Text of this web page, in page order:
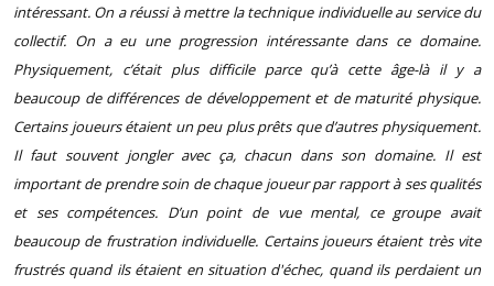
intéressant. On a réussi à mettre la technique individuelle au service du
collectif. On a eu une progression intéressante dans ce domaine.
Physiquement, c’était plus difficile parce qu’à cette âge-là il y a
beaucoup de différences de développement et de maturité physique.
Certains joueurs étaient un peu plus prêts que d’autres physiquement.
Il faut souvent jongler avec ça, chacun dans son domaine. Il est
important de prendre soin de chaque joueur par rapport à ses qualités
et ses compétences. D’un point de vue mental, ce groupe avait
beaucoup de frustration individuelle. Certains joueurs étaient très vite
frustrés quand ils étaient en situation d'échec, quand ils perdaient un